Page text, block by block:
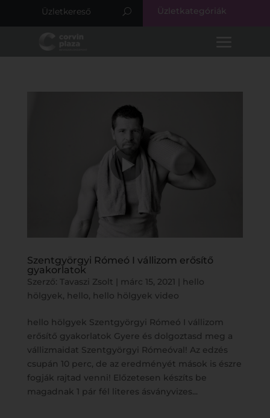
Üzletkategóriák
Szentgyörgyi Rómeó I vállizom erősítő
gyakorlatok
Szerző: Tavaszi Zsolt márc 15, 2021
hello
hölgyek, hello, hello hölgyek video
hello hölgyek Szentgyörgyi Rómeó I vállizom
erősítő gyakorlatok Gyere és dolgoztasd meg a
vállizmaidat Szentgyörgyi Rómeóval! Az edzés
csupán 10 perc, de az eredményét mások is észre
fogják rajtad venni! Előzetesen készíts be
magadnak 1 pár fél literes ásványvizes...